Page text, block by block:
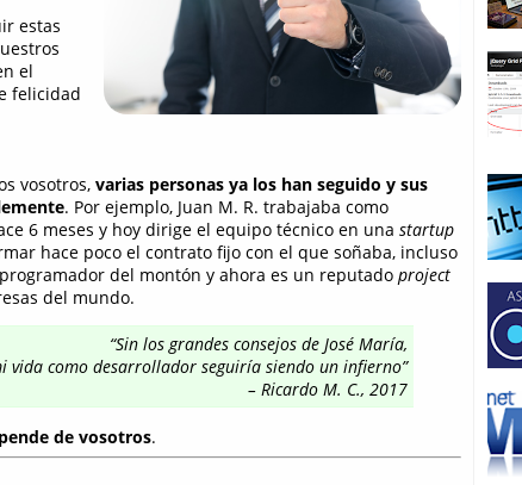
estas
el
felicidad
vosotros, varias personas ya los han seguido y sus
. Por ejemplo, Juan M. R. trabajaba como
6 meses y hoy dirige el equipo técnico en una startup
hace poco el contrato fijo con el que soñaba, incluso
del montón y ahora es un reputado project
del mundo.
“Sin los grandes consejos de José María,
vida como desarrollador seguiría siendo un infierno”
– Ricardo M. C., 2017
de vosotros.